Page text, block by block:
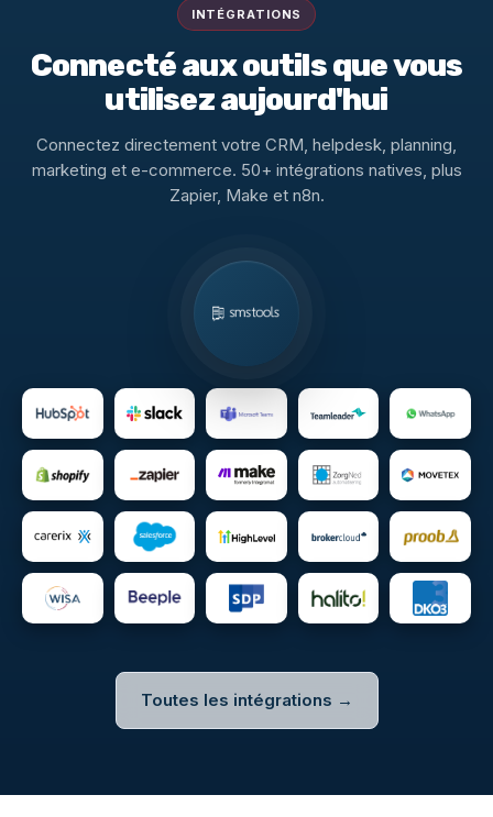
INTÉGRATIONS
Connecté aux outils que vous
utilisez aujourd'hui
Connectez directement votre CRM, helpdesk, planning,
marketing et e-commerce. 50+ intégrations natives, plus
Zapier, Make et n8n.
Toutes les intégrations →